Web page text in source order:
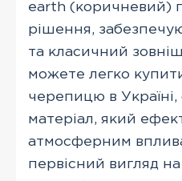
earth (коричневий)
рішення,
та класичний
можете легко
черепицю в
матеріал, який
атмосферним
первісний вигляд